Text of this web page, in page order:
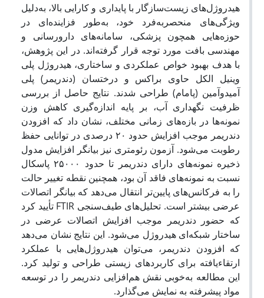
هیدروژل‌های زیست‌سازگار با پایداری و کارایی بالا، به‌دلیل
ویژگی‌های منحصربه‌فرد خود، به‌طور فزاینده‌ای در
حوزه‌هایی همچون پزشکی، سامانه‌های دارورسانی و
مهندسی بافت مورد توجه قرار گرفته‌اند. در این پژوهش،
با هدف بهبود خواص عملکردی و ساختاری، هیدروژل‌ پلی
وینیل الکل حاوی براکس و درختسان (دندریمر) پلی
آمیدوآمین (پامام) طراحی شدند. نتایج حاصل از بررسی
ظرفیت نگهداری آب، بر پایه اندازه‌گیری کاهش وزن
نمونه‌ها در بازه‌های زمانی مختلف، نشان داد که افزودن
دندریمر موجب افزایش حدود ۲۰ درصدی در توانایی حفظ
رطوبت می‌شود. آزمون رئومتری نیز بیانگر افزایش مدول
ذخیره نمونه‌های دارای دندریمر تا حدود ۲۵۰۰۰ پاسکال
نسبت به نمونه‌های فاقد آن بود، همچنین نقطه تغییر حالت
را به فرکانس‌های پایین‌تر انتقال می‌دهد که بیانگر اتصالات
عرضی بیشتر است. تحلیل‌های طیف‌سنجی FTIR تأیید کرد
که حضور دندریمر موجب افزایش اتصالات عرضی در
ساختار شبکه‌ای هیدروژل می‌شود. این نتایج نشان می‌دهد
که افزودن دندریمر، می‌توان هیدروژل‌هایی با عملکرد
ارتقاءیافته برای کاربردهای زیستی طراحی و تولید کرد.
این مطالعه به‌خوبی نقش هم‌افزایی دندریمر را در توسعه
مواد پیشرفته به نمایش می‌گذارد.